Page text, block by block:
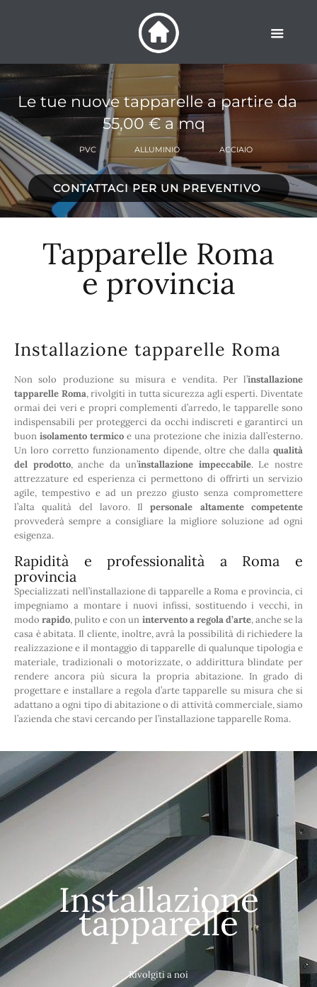
Le tue nuove tapparelle a partire da
55,00 € a mq
PVC ALLUMINIO ACCIAIO
CONTATTACI PER UN PREVENTIVO
Tapparelle Roma
e provincia
Installazione tapparelle Roma
Non solo produzione su misura e vendita. Per l’installazione
tapparelle Roma, rivolgiti in tutta sicurezza agli esperti. Diventate
ormai dei veri e propri complementi d’arredo, le tapparelle sono
indispensabili per proteggerci da occhi indiscreti e garantirci un
buon isolamento termico e una protezione che inizia dall’esterno.
Un loro corretto funzionamento dipende, oltre che dallaqualità
del prodotto, anche da un’installazione impeccabile. Le nostre
attrezzature ed esperienza ci permettono di offrirti un servizio
agile, tempestivo e ad un prezzo giusto senza compromettere
l’alta qualità del lavoro. Ilpersonale altamente competente
provvederà sempre a consigliare la migliore soluzione ad ogni
esigenza.
Rapidità e professionalità a Roma e
provincia
Specializzati nell’installazione di tapparelle a Roma e provincia, ci
impegniamo a montare i nuovi infissi, sostituendo i vecchi, in
modorapido, pulito e con un intervento a regola d’arte, anche se la
casa è abitata. Il cliente, inoltre, avrà la possibilità di richiedere la
realizzazione e il montaggio di tapparelle di qualunque tipologia e
materiale, tradizionali o motorizzate, o addirittura blindate per
rendere ancora più sicura la propria abitazione. In grado di
progettare e installare a regola d’arte tapparelle su misura che si
adattano a ogni tipo di abitazione o di attività commerciale, siamo
l’azienda che stavi cercando per l’installazione tapparelle Roma.
Installazione
tapparelle
Rivolgiti a noi